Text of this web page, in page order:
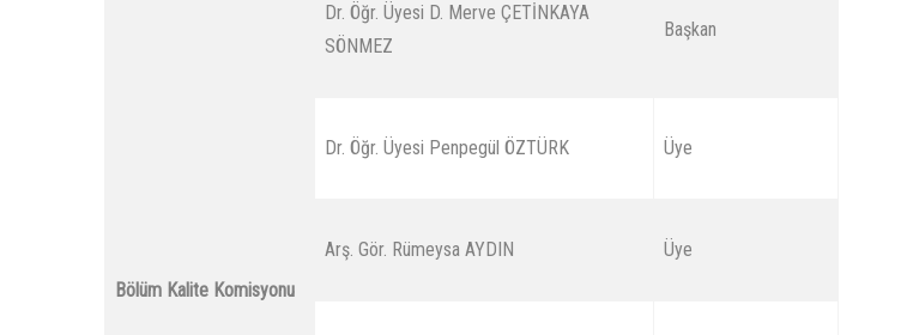
Bölüm Kalite Komisyonu
Dr. Öğr. Üyesi D. Merve ÇETİNKAYA
SÖNMEZ
Başkan
Dr. Öğr. Üyesi Penpegül ÖZTÜRK Üye
Arş. Gör. Rümeysa AYDIN Üye